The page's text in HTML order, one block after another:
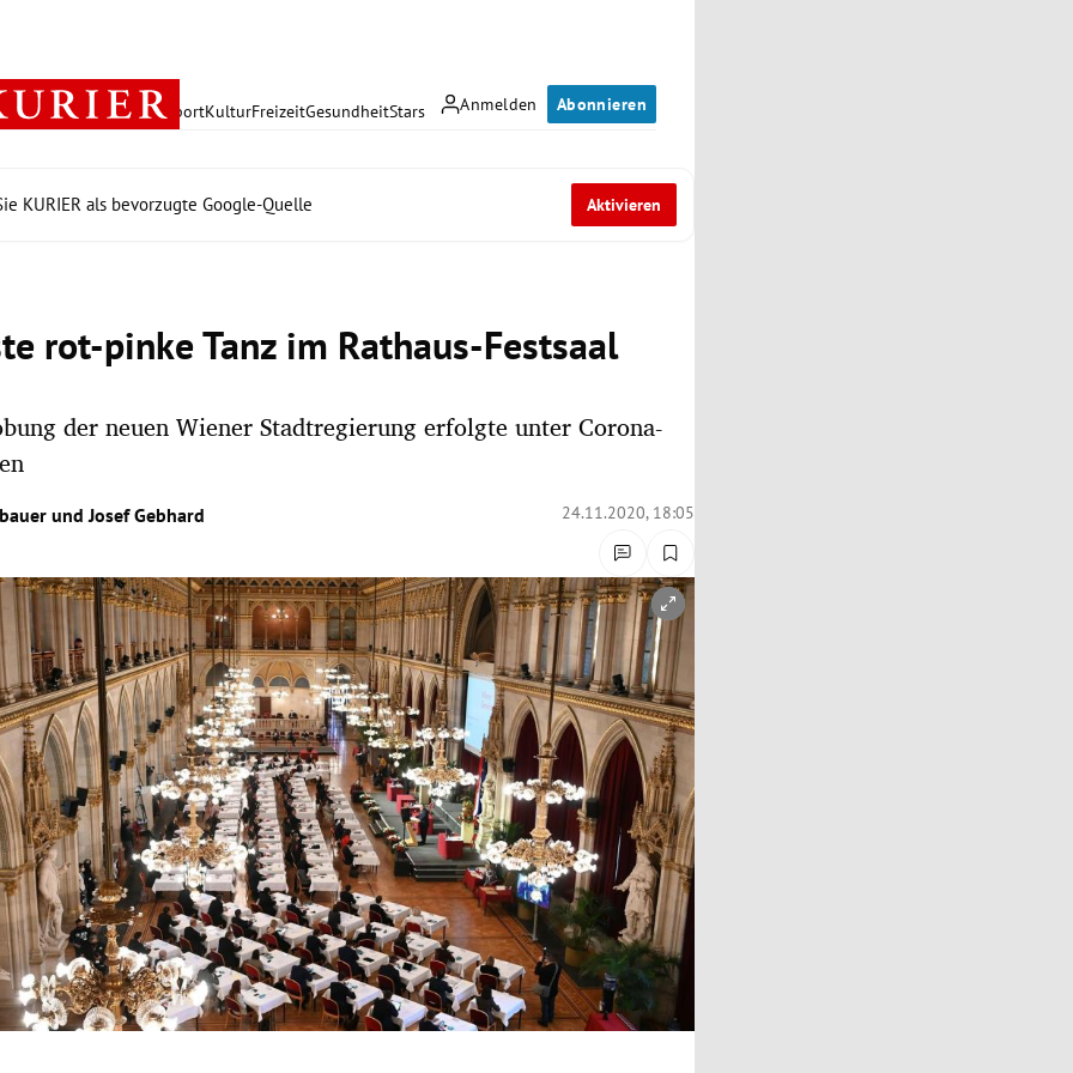
Anmelden Abonnieren
PolitikWirtschaft SportKulturFreizeitGesundheitStars
KURIER als bevorzugte Google-Quelle Aktivieren
rot-pinke Tanz im Rathaus-Festsaal
der neuen Wiener Stadtregierung erfolgte unter Corona-
undJosef Gebhard 24.11.2020, 18:05
öffnen/schließen